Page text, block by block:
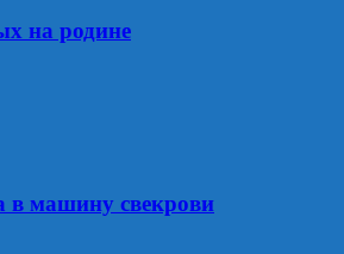
на родине
в машину свекрови